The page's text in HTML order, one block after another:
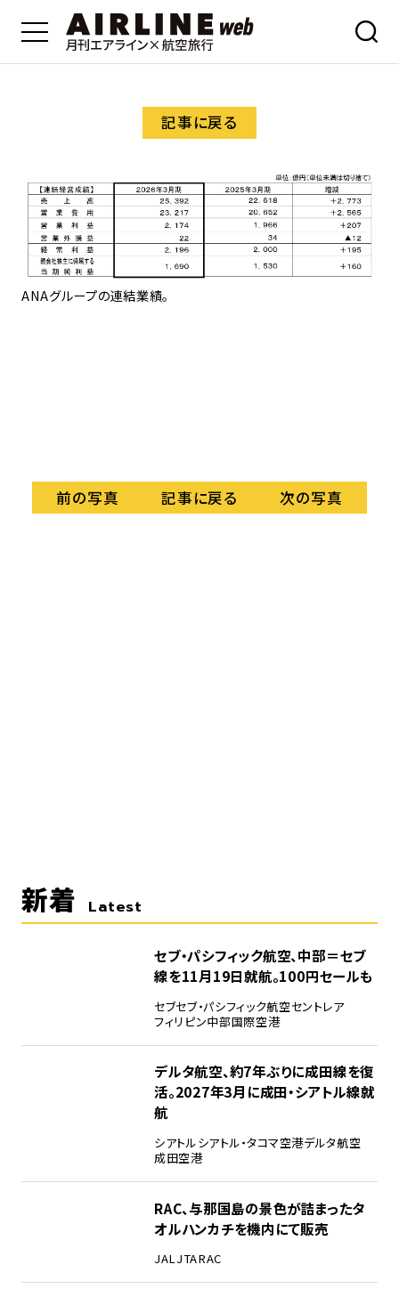
記事に戻る
ANAグループの連結業績。
前の写真 記事に戻る 次の写真
新着 Latest
セブ・パシフィック航空、中部＝セブ
線を11月19日就航。100円セールも
セブセブ・パシフィック航空セントレア
フィリピン中部国際空港
デルタ航空、約7年ぶりに成田線を復
活。2027年3月に成田・シアトル線就
航
シアトルシアトル・タコマ空港デルタ航空
成田空港
RAC、与那国島の景色が詰まったタ
オルハンカチを機内にて販売
JALJTARAC